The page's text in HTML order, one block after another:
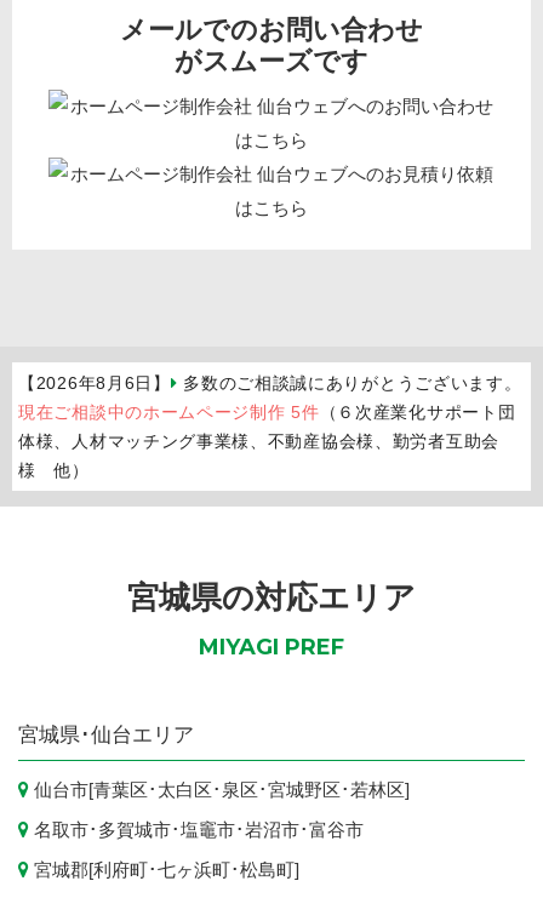
メールでのお問い合わせ
がスムーズです
【2026年8月6日】
多数のご相談誠にありがとうございます。
現在ご相談中のホームページ制作 5件 （６次産業化サポート団
体様、人材マッチング事業様、不動産協会様、勤労者互助会
様 他）
宮城県の対応エリア
MIYAGI PREF
宮城県 ･仙台エリア
仙台市[青葉区･ 太白区･ 泉区･宮城野区･ 若林区]
名取市･ 多賀城市･塩竈市･岩沼市･富谷市
宮城郡[利府町･七ヶ浜町･松島町]